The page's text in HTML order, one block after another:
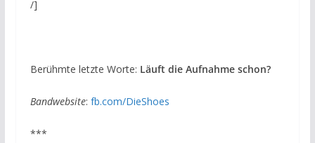
/]
Berühmte letzte Worte: Läuft die Aufnahme schon?
Bandwebsite: fb.com/DieShoes
***